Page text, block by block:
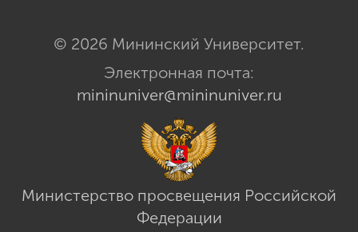
© 2026 Мининский Университет.
Электронная почта:
mininuniver@mininuniver.ru
Министерство просвещения Российской
Федерации